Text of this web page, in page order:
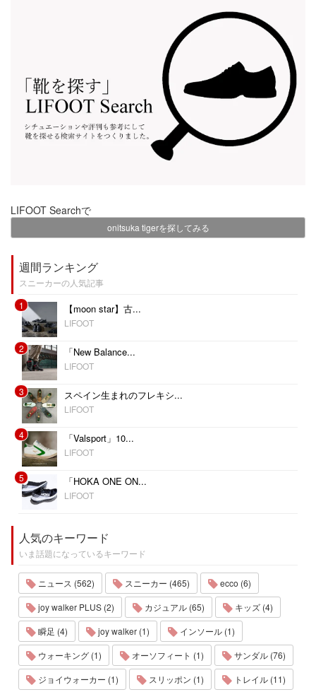
LIFOOT Searchで
onitsuka tigerを探してみる
週間ランキング
スニーカーの人気記事
1
【moon star】古...
LIFOOT
2 「New Balance...
LIFOOT
3 スペイン生まれのフレキシ...
LIFOOT
4 「Valsport」10...
LIFOOT
5 「HOKA ONE ON...
LIFOOT
人気のキーワード
いま話題になっているキーワード
ニュース (562) スニーカー (465)
ecco (6)
joy walker PLUS (2)
カジュアル (65)
キッズ (4)
瞬足 (4)
joy walker (1)
インソール (1)
ウォーキング (1)
オーソフィート (1)
サンダル (76)
ジョイウォーカー (1)
スリッポン (1) トレイル (11)